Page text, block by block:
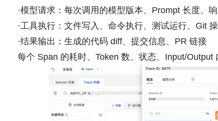
·模型请求：每次调用的模型版本、Prompt 长度、
·工具执行：文件写入、命令执行、测试运行、Git
·结果输出：生成的代码 diff、提交信息、PR 链接
每个 Span 的耗时、Token 数、状态、Input/Output